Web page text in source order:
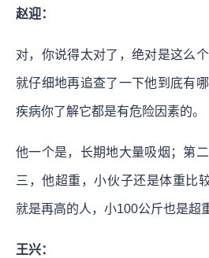
赵迎：
对，你说得太对了，绝对是这么
就仔细地再追查了一下他到底有
疾病你了解它都是有危险因素的。
他一个是，长期地大量吸烟；第
三，他超重，小伙子还是体重比
就是再高的人，小100公斤也是超
王兴：